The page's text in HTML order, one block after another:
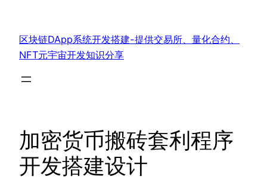
区块链DApp系统开发搭建-提供交易所、量化合约、
NFT元宇宙开发知识分享
加密货币搬砖套利程序
开发搭建设计